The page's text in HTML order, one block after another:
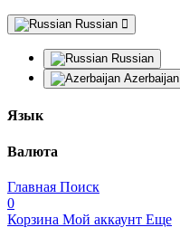
Russian
Russian
Azerbaijan
Язык
Валюта
Главная Поиск
0
Корзина Мой аккаунт Еще